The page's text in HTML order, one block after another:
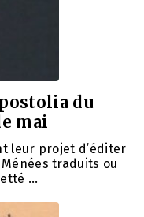
du
mai
leur projet d’éditer
traduits ou
…